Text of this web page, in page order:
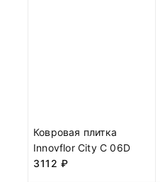
Ковровая плитка
Innovflor City C 06D
3112 ₽